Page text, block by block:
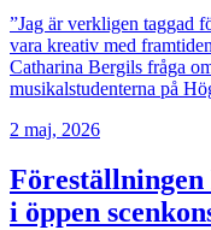
”Jag är verkligen taggad
vara kreativ med
Catharina Bergils fråga
musikalstudenterna på
2 maj, 2026
i öppen